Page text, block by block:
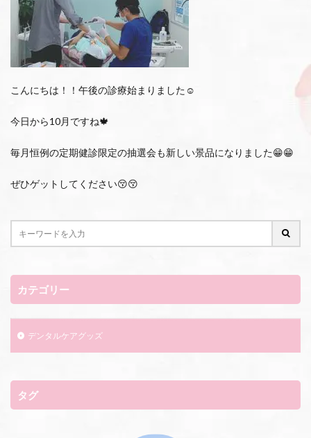
こんにちは！！午後の診療始まりました☺️
今日から10月ですね🍁
毎月恒例の定期健診限定の抽選会も新しい景品になりました😁😁
ぜひゲットしてください😚😚
カテゴリー
デンタルケアグッズ
タグ